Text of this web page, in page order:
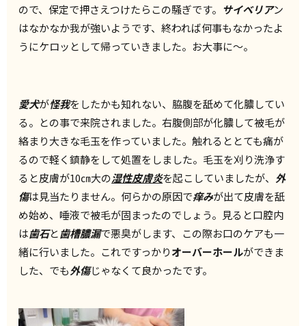
ので、保定で押さえつけたらこの騒ぎです。 サイベリアン
はなかなか我が強いようです、終われば何事もなかったよ
うにケロッとして帰っていきました。お大事に～。
愛犬が怪我をしたかも知れない、脇腹を舐めて化膿してい
る。との事で来院されました。右腹側部が化膿して被毛が
絡まり大きな毛玉を作っていました。触れるととても痛が
るので軽く鎮静をして処置をしました。毛玉を刈り洗浄す
ると皮膚が10㎝大の湿性皮膚炎を起こしていましたが、 外
傷は見当たりません。何らかの原因で痒みが出て皮膚を舐
め始め、唾液で被毛が固まったのでしょう。見ると口腔内
は歯石と歯槽膿漏で悪臭がします、この際お口のケアも一
緒に行いました。これですっかりオーバーホールができま
した、でも外傷じゃなくて良かったです。